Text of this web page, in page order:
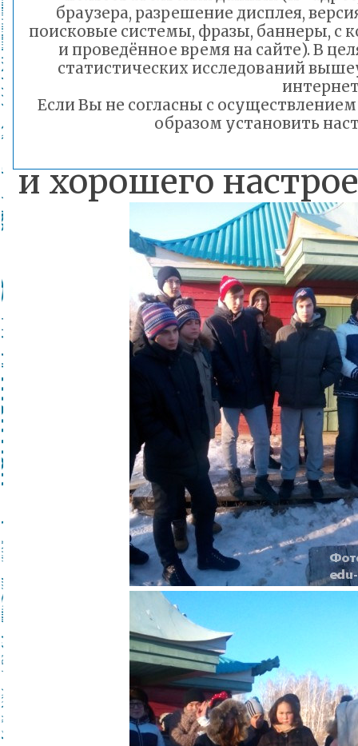
Были «забыты»
планшеты,
получили
бодрости,
и хорошего
браузера, разрешение дисплея,
поисковые системы, фразы, баннеры, с
и проведённое время на сайте). В
статистических исследований
Если Вы не согласны с
образом установить